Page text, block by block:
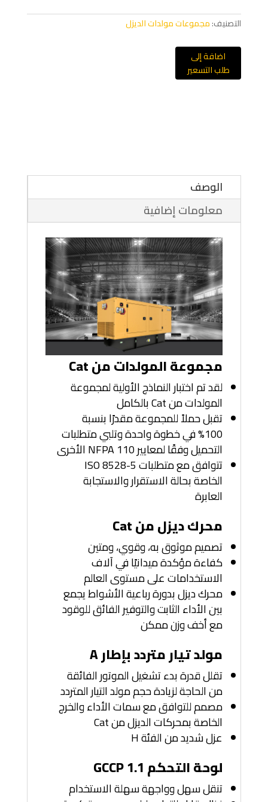
التصنيف:مجموعات مولدات الديزل
اضافة إلى
طلب التسعير
الوصف
معلومات إضافية
مجموعة المولدات من Cat
لقد تم اختبار النماذج الأولية لمجموعة
المولدات من Cat بالكامل
تقبل حملاً للمجموعة مقدرًا بنسبة
100% في خطوة واحدة وتلبي متطلبات
التحميل وفقًا لمعايير NFPA 110 الأخرى
تتوافق مع متطلبات ISO 8528-5
الخاصة بحالة الاستقرار والاستجابة
العابرة
محرك ديزل من Cat
تصميم موثوق به، وقوي، ومتين
كفاءة مؤكدة ميدانيًا في آلاف
الاستخدامات على مستوى العالم
محرك ديزل بدورة رباعية الأشواط يجمع
بين الأداء الثابت والتوفير الفائق للوقود
مع أخف وزن ممكن
مولد تيار متردد بإطار A
تقلل قدرة بدء تشغيل الموتور الفائقة
من الحاجة لزيادة حجم مولد التيار المتردد
مصمم للتوافق مع سمات الأداء والخرج
الخاصة بمحركات الديزل من Cat
عزل شديد من الفئة H
لوحة التحكم GCCP 1.1
تنقل سهل وواجهة سهلة الاستخدام